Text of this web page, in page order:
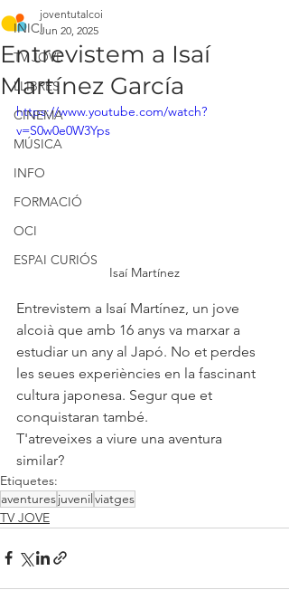
INICI
TV JOVE
LLIBRES
CINEMA
MÚSICA
INFO
FORMACIÓ
OCI
ESPAI CURIÓS
Entrevistem a Isaí
Martínez García
joventutalcoi
Jun 20, 2025
https://www.youtube.com/watch?
v=S0w0e0W3Yps
Isaí Martínez
Entrevistem a Isaí Martínez, un jove
alcoià que amb 16 anys va marxar a
estudiar un any al Japó. No et perdes
les seues experiències en la fascinant
cultura japonesa. Segur que et
conquistaran també.
T'atreveixes a viure una aventura
similar?
Etiquetes:
aventuresjuvenilviatges
TV JOVE